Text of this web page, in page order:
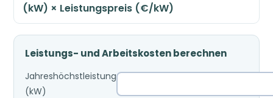
(kW) × Leistungspreis (€/kW)
Leistungs- und Arbeitskosten berechnen
Jahreshöchstleistung
(kW)